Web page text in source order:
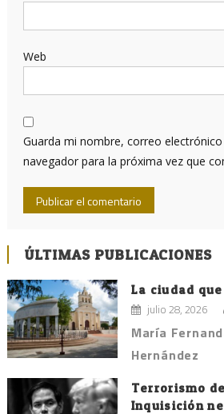
Web
Guarda mi nombre, correo
navegador para la próxima vez que
ÚLTIMAS PUBLICACIONES
La ciudad
julio 28, 2026
María
Hernández
Terrorismo
Inquisición